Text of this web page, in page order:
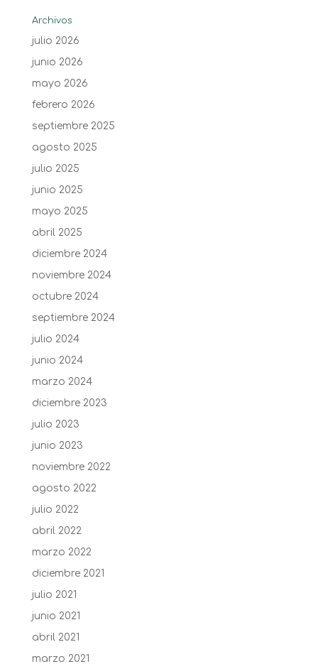
Archivos
julio 2026
junio 2026
mayo 2026
febrero 2026
septiembre 2025
agosto 2025
julio 2025
junio 2025
mayo 2025
abril 2025
diciembre 2024
noviembre 2024
octubre 2024
septiembre 2024
julio 2024
junio 2024
marzo 2024
diciembre 2023
julio 2023
junio 2023
noviembre 2022
agosto 2022
julio 2022
abril 2022
marzo 2022
diciembre 2021
julio 2021
junio 2021
abril 2021
marzo 2021